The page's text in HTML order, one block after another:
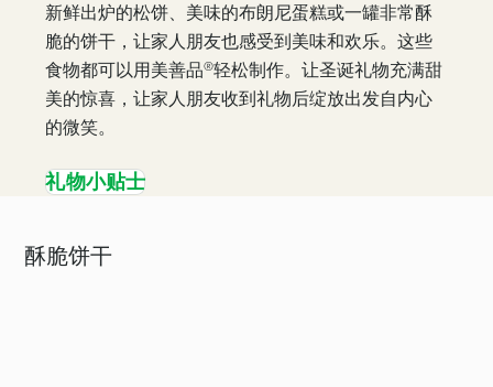
新鲜出炉的松饼、美味的布朗尼蛋糕或一罐非常酥
脆的饼干，让家人朋友也感受到美味和欢乐。这些
食物都可以用美善品®轻松制作。让圣诞礼物充满甜
美的惊喜，让家人朋友收到礼物后绽放出发自内心
的微笑。
礼物小贴士
酥脆饼干